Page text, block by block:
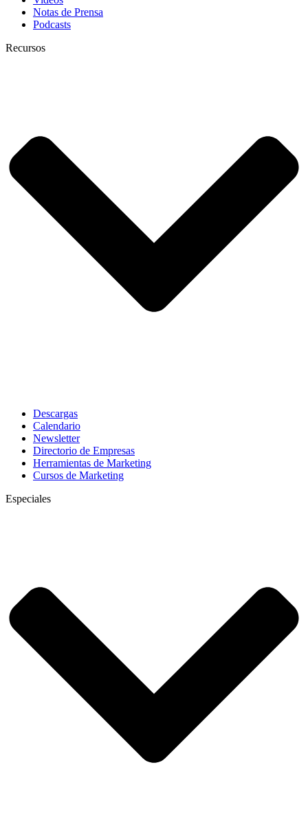
Notas de Prensa
Podcasts
Recursos
Descargas
Calendario
Newsletter
Directorio de Empresas
Herramientas de Marketing
Cursos de Marketing
Especiales